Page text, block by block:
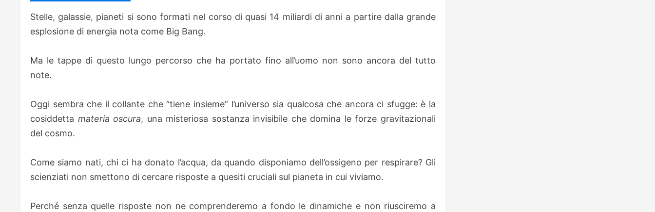
Stelle, galassie, pianeti si sono formati nel corso di quasi 14 miliardi di anni a partire dalla grande
esplosione di energia nota come Big Bang.
Ma le tappe di questo lungo percorso che ha portato fino all’uomo non sono ancora del tutto
note.
Oggi sembra che il collante che “tiene insieme” l’universo sia qualcosa che ancora ci sfugge: è la
cosiddetta materia oscura, una misteriosa sostanza invisibile che domina le forze gravitazionali
del cosmo.
Come siamo nati, chi ci ha donato l’acqua, da quando disponiamo dell’ossigeno per respirare? Gli
scienziati non smettono di cercare risposte a quesiti cruciali sul pianeta in cui viviamo.
Perché senza quelle risposte non ne comprenderemo a fondo le dinamiche e non riusciremo a